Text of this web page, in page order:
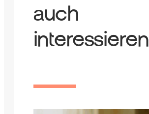
auch
interessieren